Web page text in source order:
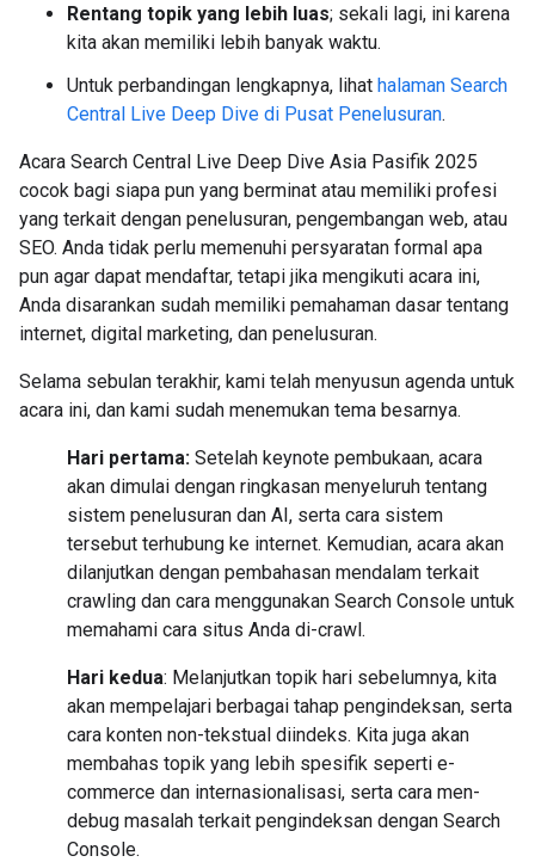
Rentang topik yang lebih luas; sekali lagi, ini karena
kita akan memiliki lebih banyak waktu.
Untuk perbandingan lengkapnya, lihat halaman Search
Central Live Deep Dive di Pusat Penelusuran.
Acara Search Central Live Deep Dive Asia Pasifik 2025
cocok bagi siapa pun yang berminat atau memiliki profesi
yang terkait dengan penelusuran, pengembangan web, atau
SEO. Anda tidak perlu memenuhi persyaratan formal apa
pun agar dapat mendaftar, tetapi jika mengikuti acara ini,
Anda disarankan sudah memiliki pemahaman dasar tentang
internet, digital marketing, dan penelusuran.
Selama sebulan terakhir, kami telah menyusun agenda untuk
acara ini, dan kami sudah menemukan tema besarnya.
Hari pertama: Setelah keynote pembukaan, acara
akan dimulai dengan ringkasan menyeluruh tentang
sistem penelusuran dan AI, serta cara sistem
tersebut terhubung ke internet. Kemudian, acara akan
dilanjutkan dengan pembahasan mendalam terkait
crawling dan cara menggunakan Search Console untuk
memahami cara situs Anda di-crawl.
Hari kedua: Melanjutkan topik hari sebelumnya, kita
akan mempelajari berbagai tahap pengindeksan, serta
cara konten non-tekstual diindeks. Kita juga akan
membahas topik yang lebih spesifik seperti e-
commerce dan internasionalisasi, serta cara men-
debug masalah terkait pengindeksan dengan Search
Console.